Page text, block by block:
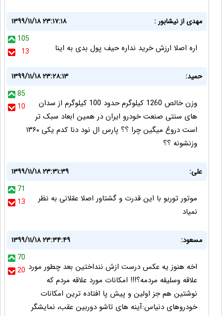
مهدی از نیشابور :
۱۳۹۹/۱۱/۱۸ ۲۳:۱۷:۱۸
105
13
اره اصلا ارزش خرید نداره حیف پول بدی به اینا
حمید:
۱۳۹۹/۱۱/۱۸ ۲۳:۲۸:۱۳
85
10
وزن خالص 1260 کیلوگرم حدود 100 کیلوگرم از سدان
های سنتی صنعت خودرو ایران در همین ابعاد سبک تر
است دروغ میگین چرا ؟؟ پارس ال نود دنا کدم یکی ۱۳۶۰
وزنشونه ؟؟
علی:
۱۳۹۹/۱۱/۱۸ ۲۳:۳۱:۳۹
71
13
موتور توربو با این قدرت و گشتاور اصلا عقلانی به نظر
نمیاد
مسعود:
۱۳۹۹/۱۱/۱۸ ۲۳:۳۴:۴۹
70
20 اخه هنوز یه عکس درست ازش ننداختین بعد چطور مورد
علاقه وسلیقه مردمه؟!!! امکانات مورد علاقه مردم که
نوشتین هم جز اولین و پیش پا افتاده ترین امکانات
خودروهای دنیاس:آینه های تاشو دوربین عقب، نمایشگر